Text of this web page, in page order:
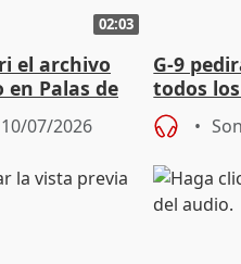
02:03
el archivo
Palas de
10/07/2026
G-9
todos